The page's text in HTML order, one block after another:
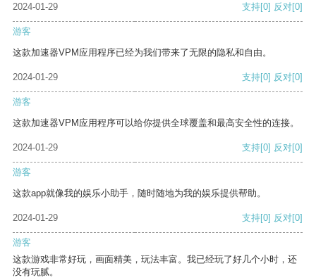
2024-01-29
支持[0] 反对[0]
游客
这款加速器VPM应用程序已经为我们带来了无限的隐私和自由。
2024-01-29 支持[0] 反对[0]
游客
这款加速器VPM应用程序可以给你提供全球覆盖和最高安全性的连接。
2024-01-29 支持[0] 反对[0]
游客
这款app就像我的娱乐小助手，随时随地为我的娱乐提供帮助。
2024-01-29 支持[0] 反对[0]
游客
这款游戏非常好玩，画面精美，玩法丰富。我已经玩了好几个小时，还
没有玩腻。